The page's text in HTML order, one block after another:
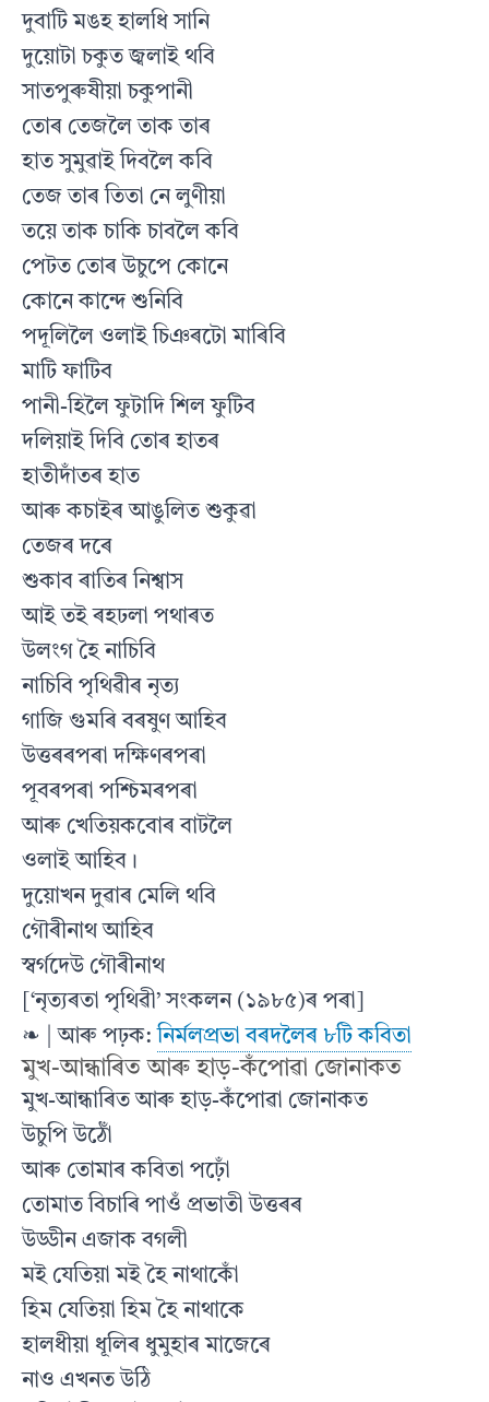
দুবাটি মঙহ হালধি সানি
দুয়োটা চকুত জ্বলাই থবি
সাতপুৰুষীয়া চকুপানী
তোৰ তেজলৈ তাক তাৰ
হাত সুমুৱাই দিবলৈ কবি
তেজ তাৰ তিতা নে লুণীয়া
তয়ে তাক চাকি চাবলৈ কবি
পেটত তোৰ উচুপে কোনে
কোনে কান্দে শুনিবি
পদূলিলৈ ওলাই চিঞৰটো মাৰিবি
মাটি ফাটিব
পানী-হিলৈ ফুটাদি শিল ফুটিব
দলিয়াই দিবি তোৰ হাতৰ
হাতীদাঁতৰ হাত
আৰু কচাইৰ আঙুলিত শুকুৱা
তেজৰ দৰে
শুকাব ৰাতিৰ নিশ্বাস
আই তই ৰহঢলা পথাৰত
উলংগ হৈ নাচিবি
নাচিবি পৃথিৱীৰ নৃত্য
গাজি গুমৰি বৰষুণ আহিব
উত্তৰৰপৰা দক্ষিণৰপৰা
পূবৰপৰা পশ্চিমৰপৰা
আৰু খেতিয়কবোৰ বাটলৈ
ওলাই আহিব।
দুয়োখন দুৱাৰ মেলি থবি
গৌৰীনাথ আহিব
স্বৰ্গদেউ গৌৰীনাথ
[‘নৃত্যৰতা পৃথিৱী’ সংকলন (১৯৮৫)ৰ পৰা]
❧ | আৰু পঢ়ক:নিৰ্মলপ্ৰভা বৰদলৈৰ ৮টি কবিতা
মুখ-আন্ধাৰিত আৰু হাড়-কঁপোৱা জোনাকত
মুখ-আন্ধাৰিত আৰু হাড়-কঁপোৱা জোনাকত
উচুপি উঠোঁ
আৰু তোমাৰ কবিতা পঢ়োঁ
তোমাত বিচাৰি পাওঁ প্রভাতী উত্তৰৰ
উড্ডীন এজাক বগলী
মই যেতিয়া মই হৈ নাথাকোঁ
হিম যেতিয়া হিম হৈ নাথাকে
হালধীয়া ধূলিৰ ধুমুহাৰ মাজেৰে
নাও এখনত উঠি